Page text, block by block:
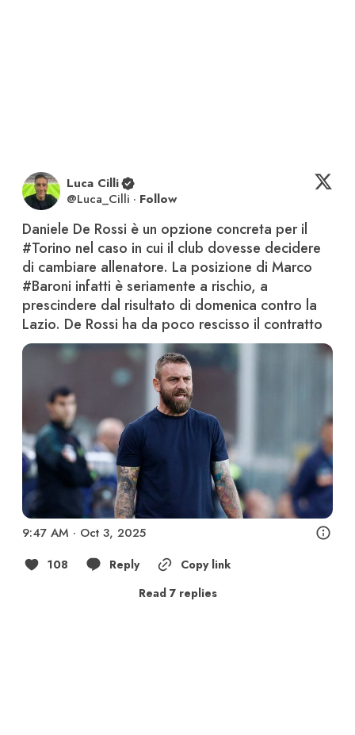
Luca Cilli
@Luca_Cilli · Follow
#Torino nel caso in cui il club dovesse decidere
#Baroni infatti è seriamente a rischio, a
prescindere dal risultato di domenica contro la
Lazio. De Rossi ha da poco rescisso il contratto
9:47 AM · Oct 3, 2025
108 Reply
Copy link
Read 7 replies